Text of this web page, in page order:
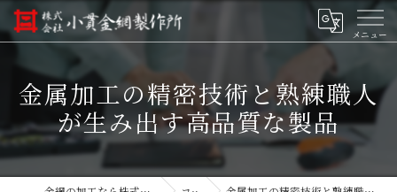
金属加工の精密技術と熟練職人
が生み出す高品質な製品